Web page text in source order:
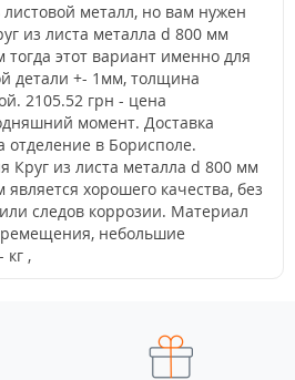
металл, но вам нужен
из листа металла d 800 мм
этот вариант именно для
детали +- 1мм, толщина
2105.52 грн - цена
момент. Доставка
отделение в Борисполе.
Круг из листа металла d 800 мм
хорошего качества, без
следов коррозии. Материал
небольшие
,